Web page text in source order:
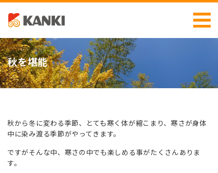
秋を堪能
秋から冬に変わる季節、とても寒く体が縮こまり、寒さが身体
中に染み渡る季節がやってきます。
ですがそんな中、寒さの中でも楽しめる事がたくさんありま
す。